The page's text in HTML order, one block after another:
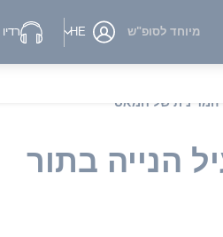
מיוחד לסופ"ש HE רדיו
המדינית של חמאס
הנייה בתור